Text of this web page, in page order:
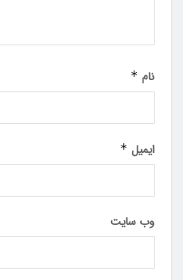
نام *
ایمیل *
وب‌ سایت